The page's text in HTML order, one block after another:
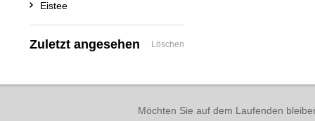
Eistee
Zuletzt angesehen Löschen
Möchten Sie auf dem Laufenden